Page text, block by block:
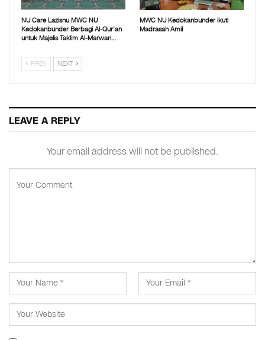
NU Care Lazisnu MWC NU
Kedokanbunder Berbagi Al-Qur’an
untuk Majelis Taklim Al-Marwan…
MWC NU Kedokanbunder ikuti
Madrasah Amil
PREV NEXT
LEAVE A REPLY
Your email address will not be published.